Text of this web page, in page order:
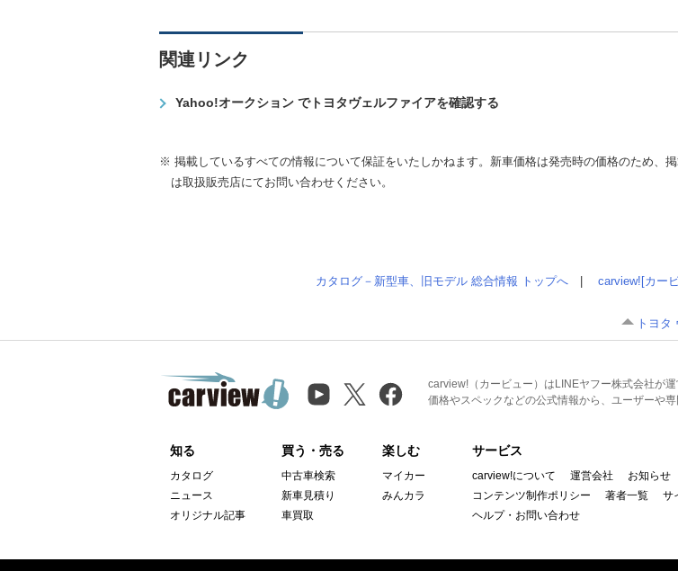
関連リンク
Yahoo!オークション でトヨタヴェルファイアを確認する
※ 掲載しているすべての情報について保証をいたしかねます。新車価格は発売時の価格のため、
は取扱販売店にてお問い合わせください。
カタログ－新型車、旧モデル 総合情報 トップへ carview![カー
トヨタ
carview!（カービュー）はLINEヤフー株式会社が
価格やスペックなどの公式情報から、ユーザーや
知る
カタログ
ニュース
オリジナル記事
買う・売る
中古車検索
新車見積り
車買取
楽しむ
マイカー
みんカラ
サービス
carview!について 運営会社 お知らせ
コンテンツ制作ポリシー
著者一覧 サ
ヘルプ・お問い合わせ